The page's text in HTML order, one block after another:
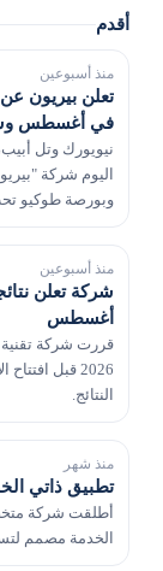
أقدم
منذ أسبوعين
تعلن بيريون
في أغسطس
نيويورك وتل
اليوم شركة
منذ أسبوعين
أغسطس
قررت شركة تقنية
النتائج.
منذ شهر
تطبيق ذاتي
أطلقت شركة
الخدمة مصمم